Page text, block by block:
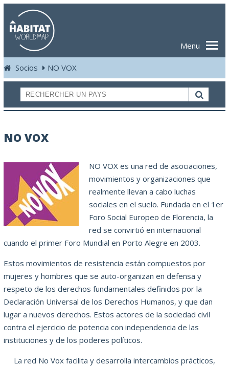
Menu
Socios NO VOX
NO VOX
NO VOX es una red de asociaciones,
movimientos y organizaciones que
realmente llevan a cabo luchas
sociales en el suelo. Fundada en el 1er
Foro Social Europeo de Florencia, la
red se convirtió en internacional
cuando el primer Foro Mundial en Porto Alegre en 2003.
Estos movimientos de resistencia están compuestos por
mujeres y hombres que se auto-organizan en defensa y
respeto de los derechos fundamentales definidos por la
Declaración Universal de los Derechos Humanos, y que dan
lugar a nuevos derechos. Estos actores de la sociedad civil
contra el ejercicio de potencia con independencia de las
instituciones y de los poderes políticos.
La red No Vox facilita y desarrolla intercambios prácticos,